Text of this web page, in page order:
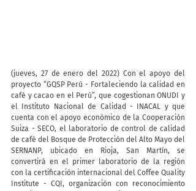
(jueves, 27 de enero del 2022) Con el apoyo del
proyecto “GQSP Perú - Fortaleciendo la calidad en
café y cacao en el Perú”, que cogestionan ONUDI y
el Instituto Nacional de Calidad - INACAL y que
cuenta con el apoyo económico de la Cooperación
Suiza - SECO, el laboratorio de control de calidad
de café del Bosque de Protección del Alto Mayo del
SERNANP, ubicado en Rioja, San Martín, se
convertirá en el primer laboratorio de la región
con la certificación internacional del Coffee Quality
Institute - CQI, organización con reconocimiento